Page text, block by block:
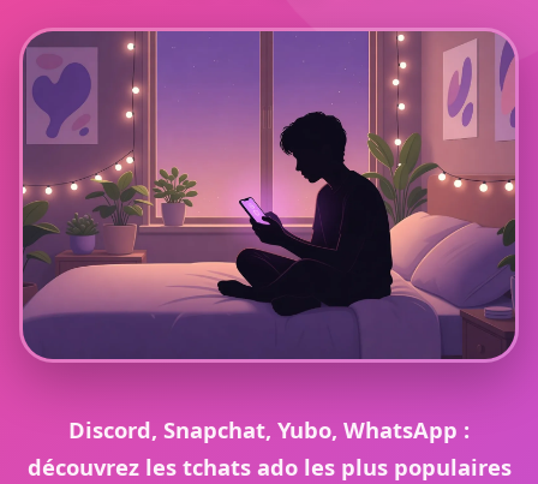
Discord, Snapchat, Yubo, WhatsApp :
découvrez les tchats adoles plus populaires